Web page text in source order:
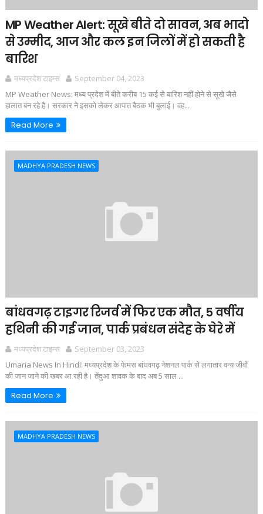
MP Weather Alert: सूखे बीते दो सावन, अब भादो
से उम्‍मीद, आज और कल इन जिलों में हो सकती है
बारिश
मध्यप्रदेश टाइम्स
September 04, 2023
MP Weather News: मध्‍य प्रदेश में बीते करीब 15 कई से बारिश नहीं होने से सूखे जैसे
हालात बन रहे है। सरकार ने इसको लेकर आपात बैठक भी बुलाई। वह...
Read More
MADHYA PRADESH NEWS
बांधवगढ़ टाइगर रिजर्व में फिर एक मौत, 5 वर्षीय
हथिनी की गई जान, पार्क प्रबंधन संदेह के घेरे में
मध्यप्रदेश टाइम्स
September 03, 2023
Umaria News In Hindi: मध्यप्रदेश के फेमस बांधवगढ़ नेशनल पार्क से लगातार वन्य जीवों
की जान जाने की खबर आ रही है। तेंदुआ शावक के बाद अब 5 साल ...
Read More
MADHYA PRADESH NEWS